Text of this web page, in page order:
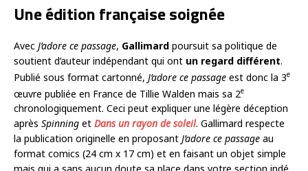
Une édition française soignée
Avec J’adore ce passage, Gallimard poursuit sa politique de
soutient d’auteur indépendant qui ont un regard différent.
Publié sous format cartonné, J’adore ce passage est donc la 3e
œuvre publiée en France de Tillie Walden mais sa 2e
chronologiquement. Ceci peut expliquer une légère déception
après Spinning et Dans un rayon de soleil. Gallimard respecte
la publication originelle en proposant J’adore ce passage au
format comics (24 cm x 17 cm) et en faisant un objet simple